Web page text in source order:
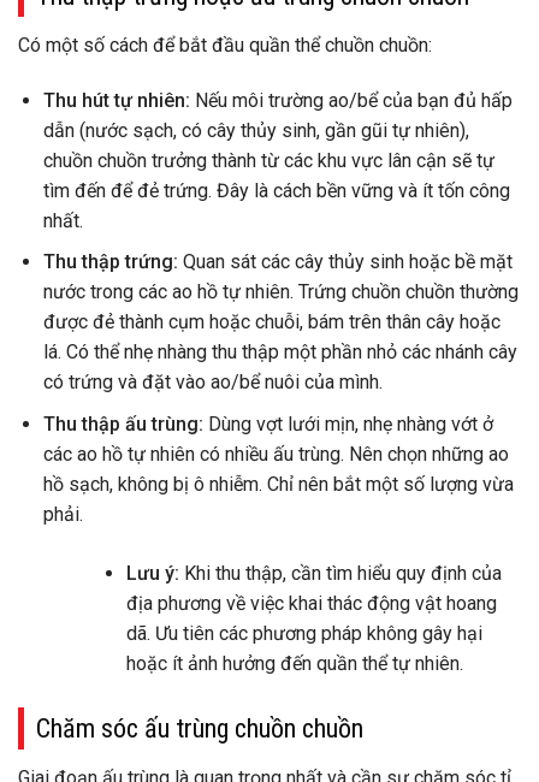
Có một số cách để bắt đầu quần thể chuồn chuồn:
Thu hút tự nhiên: Nếu môi trường ao/bể của bạn đủ hấp
dẫn (nước sạch, có cây thủy sinh, gần gũi tự nhiên),
chuồn chuồn trưởng thành từ các khu vực lân cận sẽ tự
tìm đến để đẻ trứng. Đây là cách bền vững và ít tốn công
nhất.
Thu thập trứng: Quan sát các cây thủy sinh hoặc bề mặt
nước trong các ao hồ tự nhiên. Trứng chuồn chuồn thường
được đẻ thành cụm hoặc chuỗi, bám trên thân cây hoặc
lá. Có thể nhẹ nhàng thu thập một phần nhỏ các nhánh cây
có trứng và đặt vào ao/bể nuôi của mình.
Thu thập ấu trùng: Dùng vợt lưới mịn, nhẹ nhàng vớt ở
các ao hồ tự nhiên có nhiều ấu trùng. Nên chọn những ao
hồ sạch, không bị ô nhiễm. Chỉ nên bắt một số lượng vừa
phải.
Lưu ý: Khi thu thập, cần tìm hiểu quy định của
địa phương về việc khai thác động vật hoang
dã. Ưu tiên các phương pháp không gây hại
hoặc ít ảnh hưởng đến quần thể tự nhiên.
Chăm sóc ấu trùng chuồn chuồn